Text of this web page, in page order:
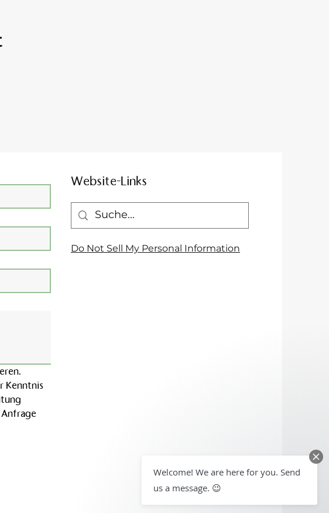
Kenntnis
Website-Links
Do Not Sell My Personal Information
Welcome! We are here for you. Send
us a message. 😉